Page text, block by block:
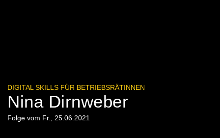
DIGITAL SKILLS FÜR BETRIEBSRÄTINNEN
Nina Dirnweber
Folge vom Fr., 25.06.2021